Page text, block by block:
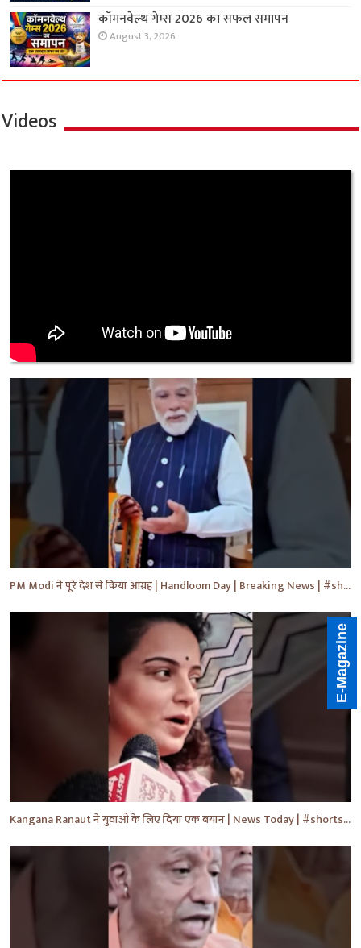
कॉमनवेल्थ गेम्स 2026 का सफल समापन
August 3, 2026
Videos
PM Modi ने पूरे देश से किया आग्रह | Handloom Day | Breaking News | #shorts #yt #news #ytnews
Kangana Ranaut ने युवाओं के लिए दिया एक बयान | News Today | #shorts #ytshorts #news #yt
E-Magazine